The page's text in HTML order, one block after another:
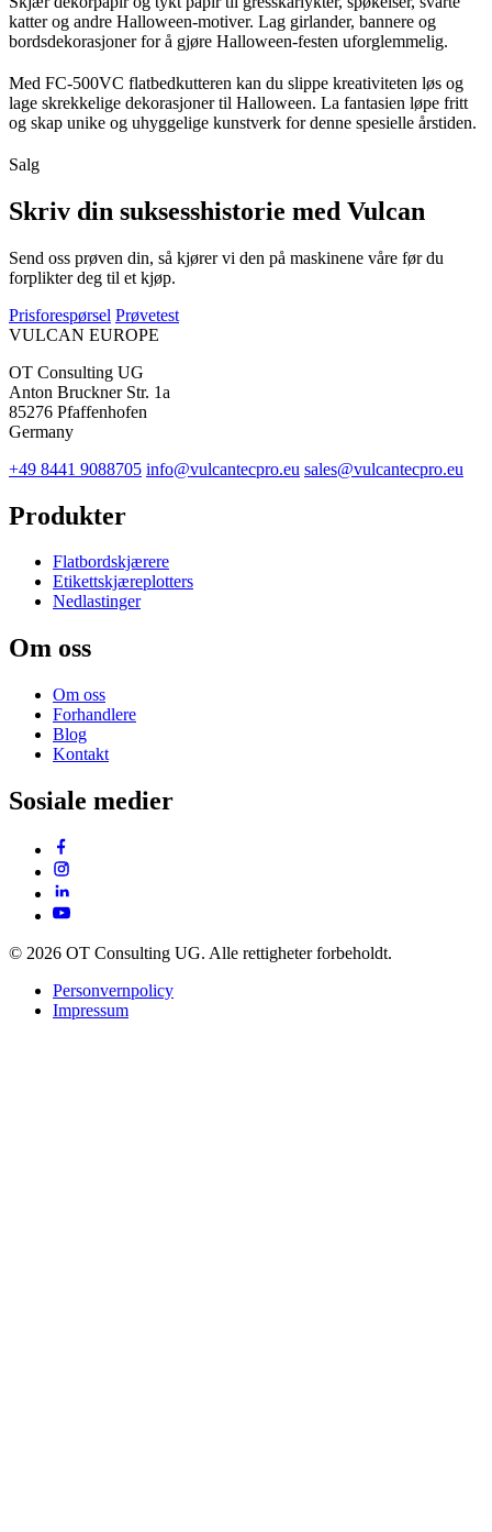
katter og andre Halloween-motiver. Lag girlander, bannere og
bordsdekorasjoner for å gjøre Halloween-festen uforglemmelig.
Med FC-500VC flatbedkutteren kan du slippe kreativiteten løs og
lage skrekkelige dekorasjoner til Halloween. La fantasien løpe fritt
og skap unike og uhyggelige kunstverk for denne spesielle årstiden.
Salg
Skriv din suksesshistorie med Vulcan
Send oss prøven din, så kjører vi den på maskinene våre før du
forplikter deg til et kjøp.
Prisforespørsel Prøvetest
VULCAN EUROPE
OT Consulting UG
Anton Bruckner Str. 1a
85276 Pfaffenhofen
Germany
+49 8441 9088705 info@vulcantecpro.eu sales@vulcantecpro.eu
Produkter
Flatbordskjærere
Etikettskjæreplotters
Nedlastinger
Om oss
Om oss
Forhandlere
Blog
Kontakt
Sosiale medier
© 2026 OT Consulting UG. Alle rettigheter forbeholdt.
Personvernpolicy
Impressum